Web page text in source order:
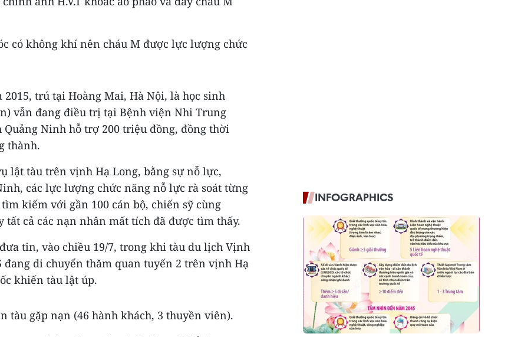
có không khí nên cháu M được lực lượng chức
trú tại Hoàng Mai, Hà Nội, là học sinh
vẫn đang điều trị tại Bệnh viện Nhi Trung
Ninh hỗ trợ 200 triệu đồng, đồng thời
thành.
lật tàu trên vịnh Hạ Long, bằng sự nỗ lực,
các lực lượng chức năng nỗ lực rà soát từng
kiếm với gần 100 cán bộ, chiến sỹ cùng
tất cả các nạn nhân mất tích đã được tìm thấy.
tin, vào chiều 19/7, trong khi tàu du lịch Vịnh
đang di chuyển thăm quan tuyến 2 trên vịnh Hạ
khiến tàu lật úp.
tàu gặp nạn (46 hành khách, 3 thuyền viên).
INFOGRAPHICS